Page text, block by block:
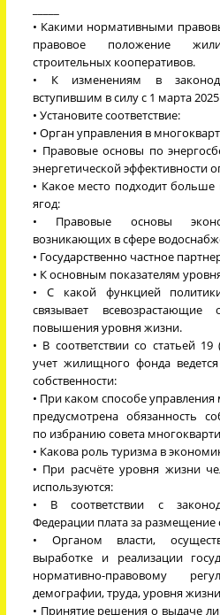
• Какими нормативными
правовое положение
строительных кооперативов.
• К изменениям в
вступившим в силу с 1 марта 2025
• Установите соответствие:
• Орган управления в
• Правовые основы по
энергетической эффективности
• Какое место подходит больше
ягод:
• Правовые основы
возникающих в сфере
• Государственно частное
• К основным показателям
• С какой функцией
связывает всевозрастающие
повышения уровня жизни.
• В соответствии со статьей
учет жилищного фонда
собственности:
• При каком способе
предусмотрена обязанность
по избранию совета
• Какова роль туризма в
• При расчёте уровня жизни
используются:
• В соответствии с
Федерации плата за размещение
• Органом власти,
выработке и реализации
нормативно-правовому
демографии, труда, уровня
• Принятие решения о выдаче